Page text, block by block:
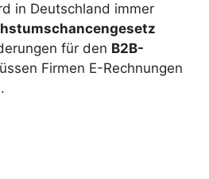
in Deutschland immer
für den B2B-
Firmen E-Rechnungen